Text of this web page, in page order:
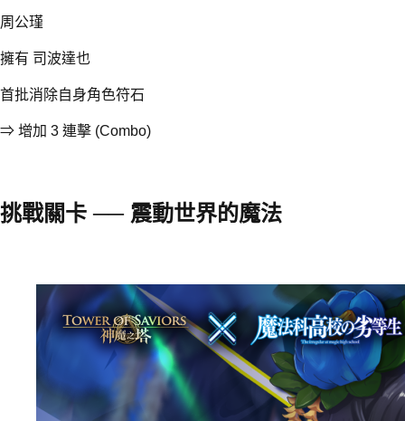
周公瑾
擁有 司波達也
首批消除自身角色符石
⇒ 增加 3 連擊 (Combo)
挑戰關卡 ── 震動世界的魔法